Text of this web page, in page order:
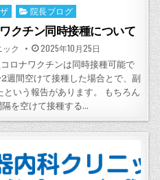
院長ブログ
クチン同時接種について
ク POSTED
ON
2025年10月25日
ロナワクチンは同時接種可能で
週間空けて接種した場合とで、副
いう報告があります。 もちろん
を空けて接種する…